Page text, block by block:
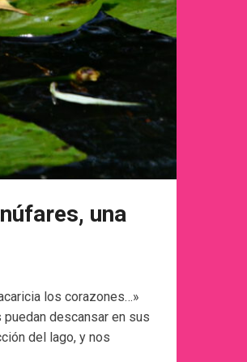
una
los corazones…»
descansar en sus
del lago, y nos